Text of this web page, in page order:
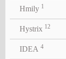
Hmily 1
Hystrix 12
IDEA 4